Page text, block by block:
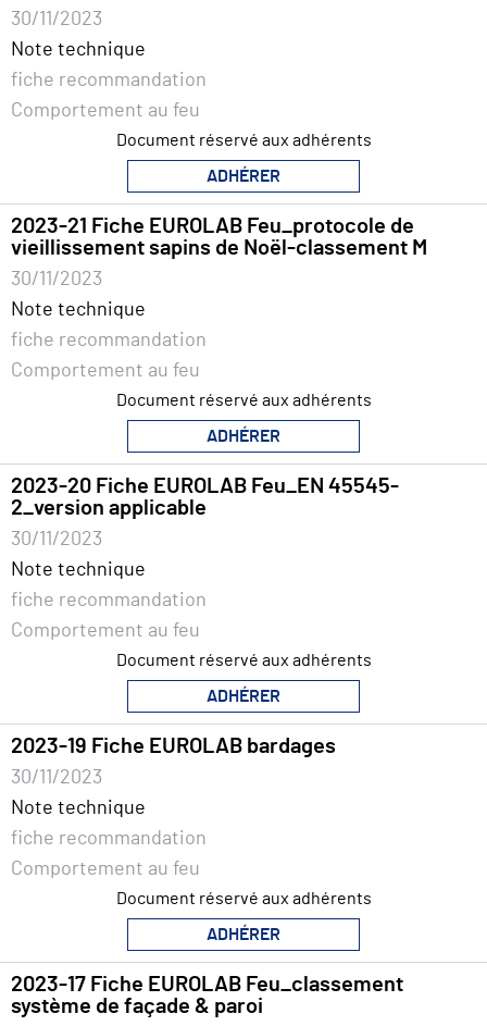
30/11/2023
Note technique
fiche recommandation
Comportement au feu
Document réservé aux adhérents
ADHÉRER
2023-21 Fiche EUROLAB Feu_protocole de
vieillissement sapins de Noël-classement M
30/11/2023
Note technique
fiche recommandation
Comportement au feu
Document réservé aux adhérents
ADHÉRER
2023-20 Fiche EUROLAB Feu_EN 45545-
2_version applicable
30/11/2023
Note technique
fiche recommandation
Comportement au feu
Document réservé aux adhérents
ADHÉRER
2023-19 Fiche EUROLAB bardages
30/11/2023
Note technique
fiche recommandation
Comportement au feu
Document réservé aux adhérents
ADHÉRER
2023-17 Fiche EUROLAB Feu_classement
système de façade & paroi